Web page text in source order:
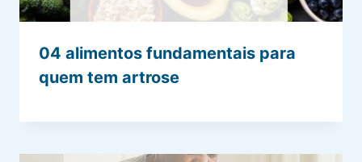
04 alimentos fundamentais para
quem tem artrose